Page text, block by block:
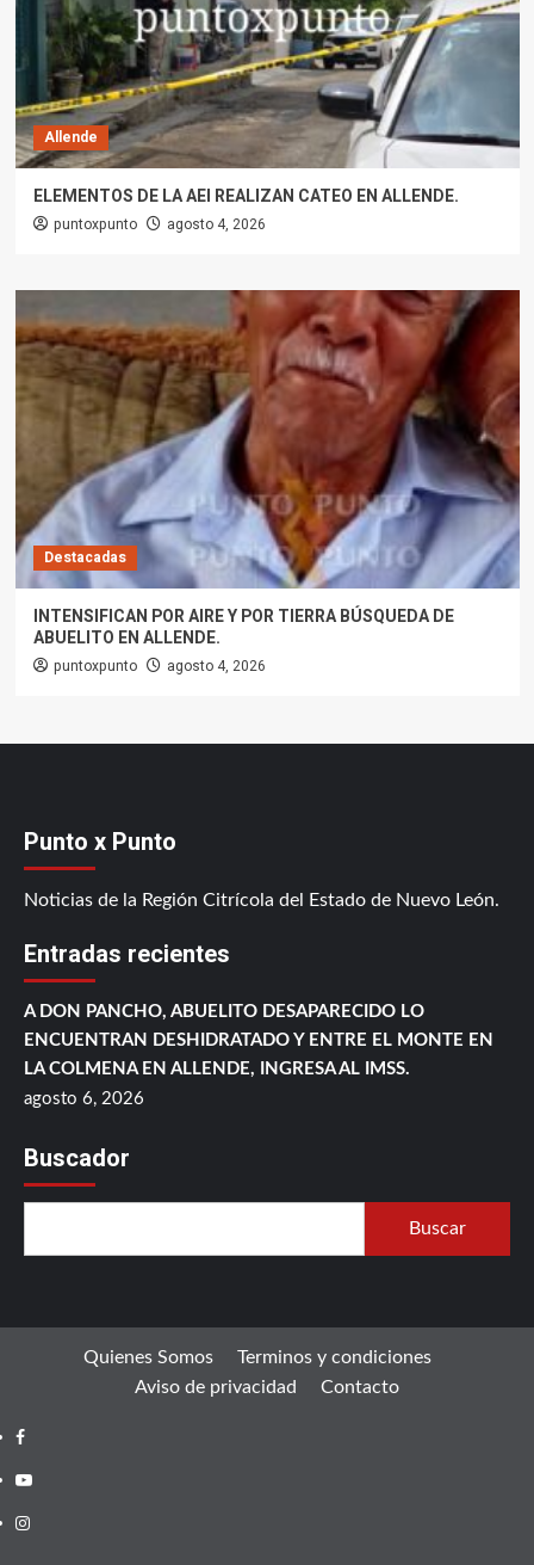
Allende
ELEMENTOS DE LA AEI REALIZAN CATEO EN ALLENDE.
puntoxpunto agosto 4, 2026
Destacadas
INTENSIFICAN POR AIRE Y POR TIERRA BÚSQUEDA DE
ABUELITO EN ALLENDE.
puntoxpunto agosto 4, 2026
Punto x Punto
Noticias de la Región Citrícola del Estado de Nuevo León.
Entradas recientes
A DON PANCHO, ABUELITO DESAPARECIDO LO
ENCUENTRAN DESHIDRATADO Y ENTRE EL MONTE EN
LA COLMENA EN ALLENDE, INGRESA AL IMSS.
agosto 6, 2026
Buscador
Buscar
Quienes Somos
Terminos y condiciones
Aviso de privacidad
Contacto
Facebook
Youtube
Instagram